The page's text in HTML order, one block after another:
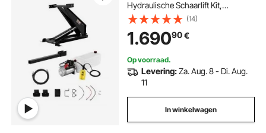
Hydraulische Schaarlift Kit,
Hydraulische Kipper Bed Kit met
12V Hydraulische Pomp Unit
Geschikt voor Kipper
Aanhangwagens met Schaarlift
(14)
1.69090€
Op voorraad.
Levering:Za. Aug. 8 - Di. Aug.
11
In winkelwagen